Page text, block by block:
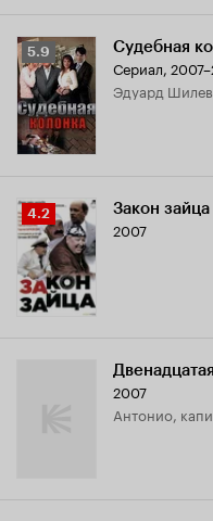
Рейтинг
Кинопоиска
5.9
5.9 Судебная
Сериал,
Эдуард
Рейтинг
Кинопоиска
4.2
4.2 Закон зайца
2007
2007
Антонио,